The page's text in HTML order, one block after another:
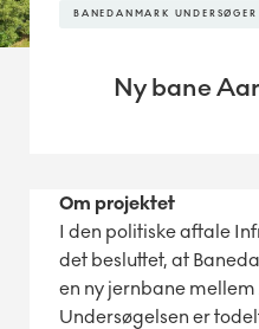
BANEDANMARK UNDERSØGER
Ny bane
Om projektet
I den politiske aftale
det besluttet, at
en ny jernbane
Undersøgelsen er